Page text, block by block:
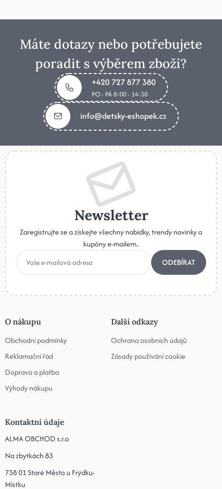
Máte dotazy nebo potřebujete
poradit s výběrem zboží?
+420 727 877 380
PO - PÁ 8:00 - 14:30
info@detsky-eshopek.cz
Newsletter
Zaregistrujte se a získejte všechny nabídky, trendy novinky a
kupóny e-mailem..
ODEBÍRAT
O nákupu
Obchodní podmínky
Reklamační řád
Doprava a platba
Výhody nákupu
Další odkazy
Ochrana osobních údajů
Zásady používání cookie
Kontaktní údaje
ALMA OBCHOD s.r.o
Na zbytkách 83
738 01 Staré Město u Frýdku-
Místku